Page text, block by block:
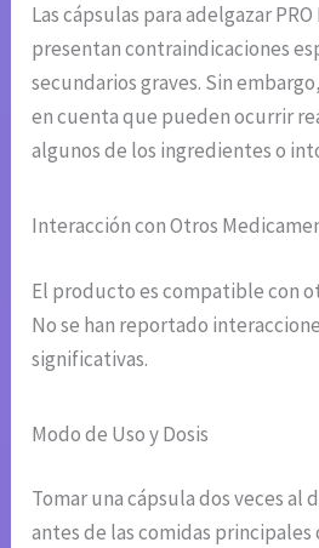
Las cápsulas para adelgazar PRO
presentan contraindicaciones
secundarios graves. Sin
en cuenta que pueden ocurrir
algunos de los ingredientes o
Interacción con Otros
El producto es compatible con
No se han reportado
significativas.
Modo de Uso y Dosis
Tomar una cápsula dos veces
antes de las comidas principales